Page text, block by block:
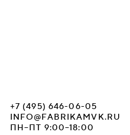
+7 (495) 646-06-05
INFO@FABRIKAMVK.RU
ПН–ПТ 9:00–18:00